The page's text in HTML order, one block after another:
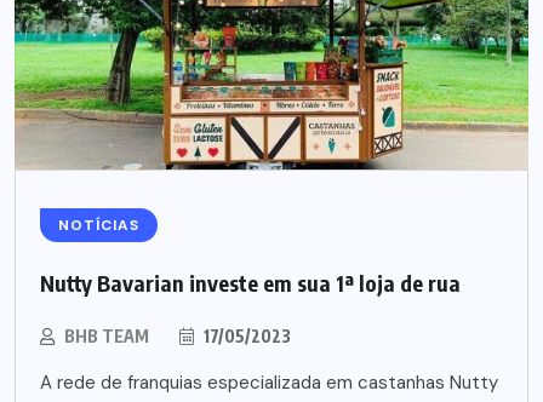
NOTÍCIAS
Nutty Bavarian investe em sua 1ª loja de rua
BHB TEAM 17/05/2023
A rede de franquias especializada em castanhas Nutty